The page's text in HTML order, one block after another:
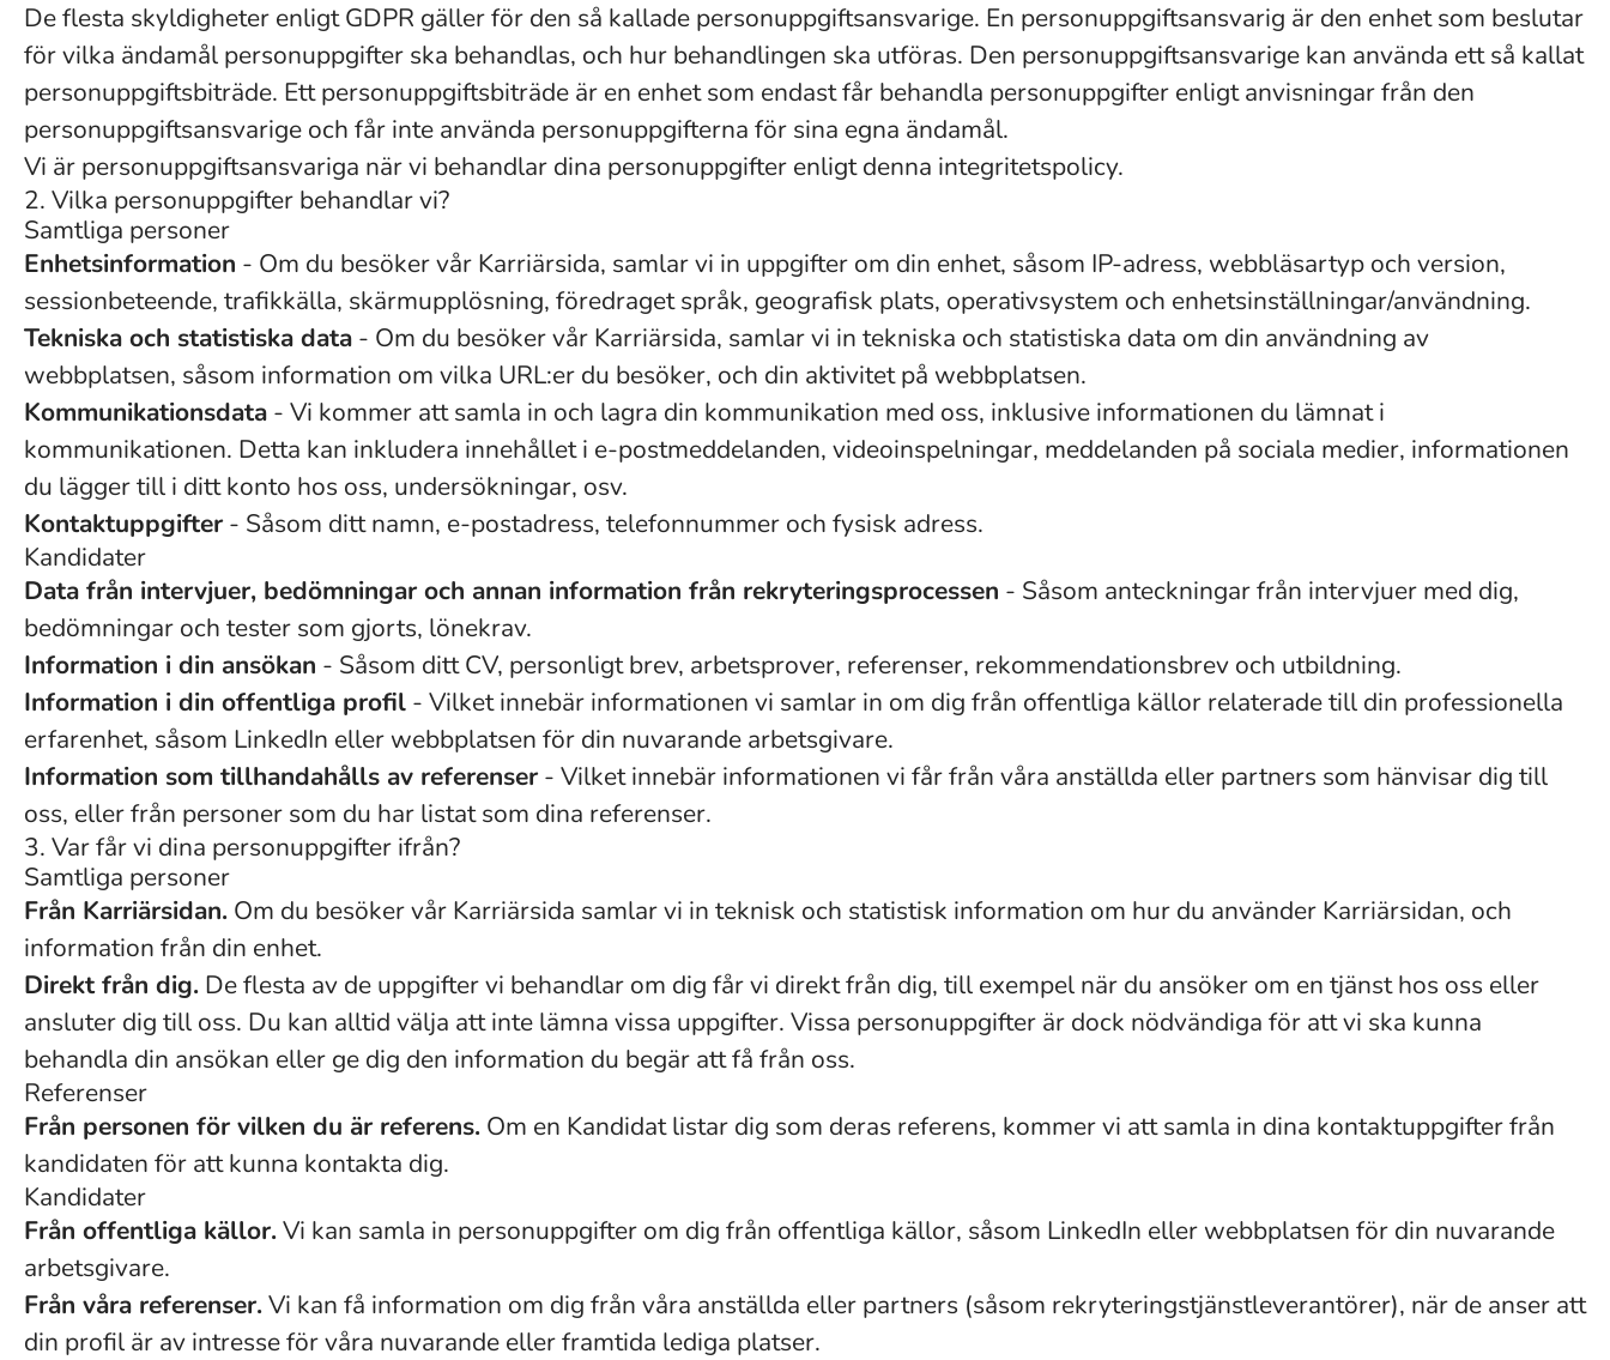
De flesta skyldigheter enligt GDPR gäller för den så kallade personuppgiftsansvarige. En personuppgiftsansvarig är den enhet som beslutar
för vilka ändamål personuppgifter ska behandlas, och hur behandlingen ska utföras. Den personuppgiftsansvarige kan använda ett så kallat
personuppgiftsbiträde. Ett personuppgiftsbiträde är en enhet som endast får behandla personuppgifter enligt anvisningar från den
personuppgiftsansvarige och får inte använda personuppgifterna för sina egna ändamål.
Vi är personuppgiftsansvariga när vi behandlar dina personuppgifter enligt denna integritetspolicy.
2. Vilka personuppgifter behandlar vi?
Samtliga personer
Enhetsinformation - Om du besöker vår Karriärsida, samlar vi in uppgifter om din enhet, såsom IP-adress, webbläsartyp och version,
sessionbeteende, trafikkälla, skärmupplösning, föredraget språk, geografisk plats, operativsystem och enhetsinställningar/användning.
Tekniska och statistiska data - Om du besöker vår Karriärsida, samlar vi in tekniska och statistiska data om din användning av
webbplatsen, såsom information om vilka URL:er du besöker, och din aktivitet på webbplatsen.
Kommunikationsdata - Vi kommer att samla in och lagra din kommunikation med oss, inklusive informationen du lämnat i
kommunikationen. Detta kan inkludera innehållet i e-postmeddelanden, videoinspelningar, meddelanden på sociala medier, informationen
du lägger till i ditt konto hos oss, undersökningar, osv.
Kontaktuppgifter- Såsom ditt namn, e-postadress, telefonnummer och fysisk adress.
Kandidater
Data från intervjuer, bedömningar och annan information från rekryteringsprocessen - Såsom anteckningar från intervjuer med dig,
bedömningar och tester som gjorts, lönekrav.
Information i din ansökan - Såsom ditt CV, personligt brev, arbetsprover, referenser, rekommendationsbrev och utbildning.
Information i din offentliga profil - Vilket innebär informationen vi samlar in om dig från offentliga källor relaterade till din professionella
erfarenhet, såsom LinkedIn eller webbplatsen för din nuvarande arbetsgivare.
Information som tillhandahålls av referenser- Vilket innebär informationen vi får från våra anställda eller partners som hänvisar dig till
oss, eller från personer som du har listat som dina referenser.
3. Var får vi dina personuppgifter ifrån?
Samtliga personer
Från Karriärsidan. Om du besöker vår Karriärsida samlar vi in teknisk och statistisk information om hur du använder Karriärsidan, och
information från din enhet.
Direkt från dig. De flesta av de uppgifter vi behandlar om dig får vi direkt från dig, till exempel när du ansöker om en tjänst hos oss eller
ansluter dig till oss. Du kan alltid välja att inte lämna vissa uppgifter. Vissa personuppgifter är dock nödvändiga för att vi ska kunna
behandla din ansökan eller ge dig den information du begär att få från oss.
Referenser
Från personen för vilken du är referens. Om en Kandidat listar dig som deras referens, kommer vi att samla in dina kontaktuppgifter från
kandidaten för att kunna kontakta dig.
Kandidater
Från offentliga källor.Vi kan samla in personuppgifter om dig från offentliga källor, såsom LinkedIn eller webbplatsen för din nuvarande
arbetsgivare.
Från våra referenser.Vi kan få information om dig från våra anställda eller partners (såsom rekryteringstjänstleverantörer), när de anser att
din profil är av intresse för våra nuvarande eller framtida lediga platser.